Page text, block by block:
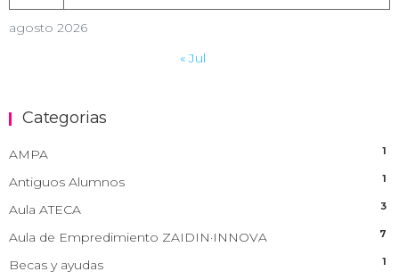
agosto 2026
« Jul
Categorias
AMPA 1
Antiguos Alumnos 1
Aula ATECA 3
Aula de Empredimiento ZAIDIN·INNOVA 7
Becas y ayudas 1